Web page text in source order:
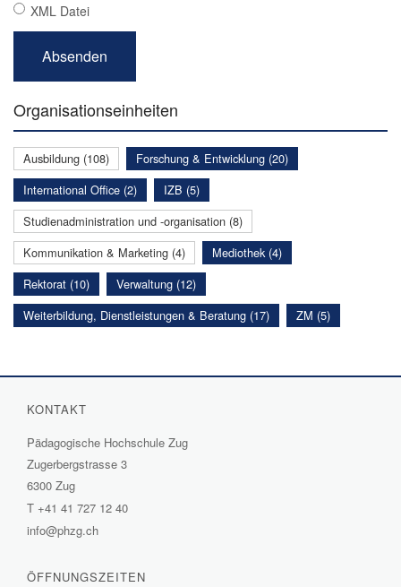
XML Datei
Organisationseinheiten
Ausbildung (108)
Forschung & Entwicklung (20)
International Office (2)
IZB (5)
Studienadministration und -organisation (8)
Kommunikation & Marketing (4)
Mediothek (4)
Rektorat (10)
Verwaltung (12)
Weiterbildung, Dienstleistungen & Beratung (17)
ZM (5)
KONTAKT
Pädagogische Hochschule Zug
Zugerbergstrasse 3
6300 Zug
T +41 41 727 12 40
info@phzg.ch
ÖFFNUNGSZEITEN